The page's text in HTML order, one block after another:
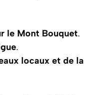
le Mont Bouquet.
.
locaux et de la